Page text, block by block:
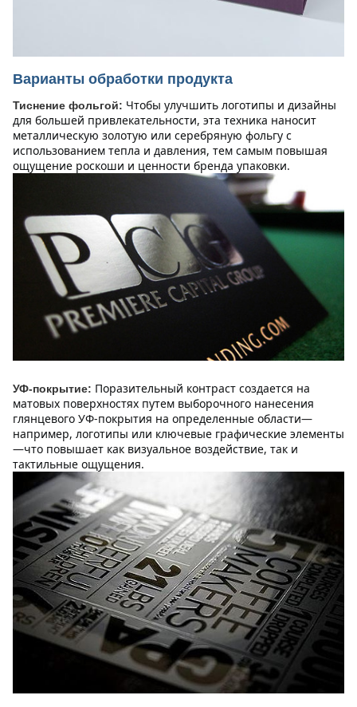
Варианты обработки продукта
Тиснение фольгой: Чтобы улучшить логотипы и дизайны
для большей привлекательности, эта техника наносит
металлическую золотую или серебряную фольгу с
использованием тепла и давления, тем самым повышая
ощущение роскоши и ценности бренда упаковки.
УФ-покрытие: Поразительный контраст создается на
матовых поверхностях путем выборочного нанесения
глянцевого УФ-покрытия на определенные области—
например, логотипы или ключевые графические элементы
—что повышает как визуальное воздействие, так и
тактильные ощущения.